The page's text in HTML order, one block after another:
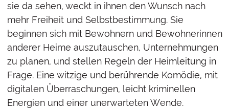
sie da sehen, weckt in ihnen den Wunsch nach
mehr Freiheit und Selbstbestimmung. Sie
beginnen sich mit Bewohnern und Bewohnerinnen
anderer Heime auszutauschen, Unternehmungen
zu planen, und stellen Regeln der Heimleitung in
Frage. Eine witzige und berührende Komödie, mit
digitalen Überraschungen, leicht kriminellen
Energien und einer unerwarteten Wende.